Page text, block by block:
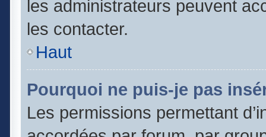
les administrateurs peuvent
les contacter.
Haut
Pourquoi ne puis-je pas
Les permissions permettant